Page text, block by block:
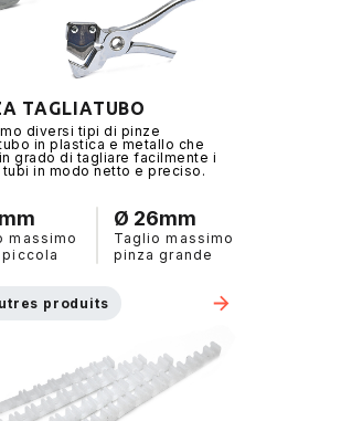
TAGLIATUBO
diversi tipi di pinze
in plastica e metallo che
grado di tagliare facilmente i
in modo netto e preciso.
massimo
Ø 26mm
Taglio massimo
pinza grande
produits